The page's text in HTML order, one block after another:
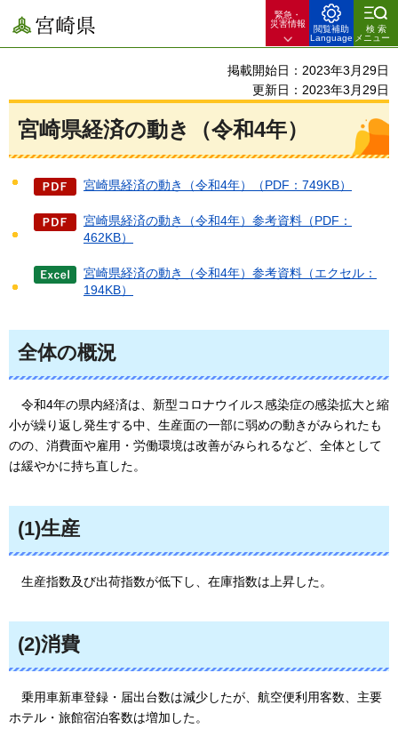
宮崎県
緊急・
災害情報
閲覧補助
Language
検索
メニュー
掲載開始日：2023年3月29日
更新日：2023年3月29日
宮崎県経済の動き（令和4年）
宮崎県経済の動き（令和4年）（PDF：749KB）
宮崎県経済の動き（令和4年）参考資料（PDF：
462KB）
宮崎県経済の動き（令和4年）参考資料（エクセル：
194KB）
全体の概況
令和4年の県内経済は、新型コロナウイルス感染症の感染拡大と縮
小が繰り返し発生する中、生産面の一部に弱めの動きがみられたも
のの、消費面や雇用・労働環境は改善がみられるなど、全体として
は緩やかに持ち直した。
(1)生産
生産指数及び出荷指数が低下し、在庫指数は上昇した。
(2)消費
乗用車新車登録・届出台数は減少したが、航空便利用客数、主要
ホテル・旅館宿泊客数は増加した。